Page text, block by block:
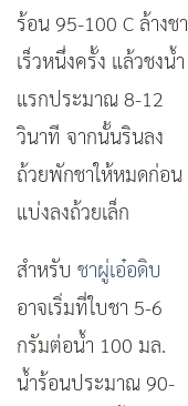
ร้อน 95-100 C ล้างชา
เร็วหนึ่งครั้ง แล้วชงน้ำ
แรกประมาณ 8-12
วินาที จากนั้นรินลง
ถ้วยพักชาให้หมดก่อน
แบ่งลงถ้วยเล็ก
สำหรับ ชาผู่เอ๋อดิบ
อาจเริ่มที่ใบชา 5-6
กรัมต่อน้ำ 100 มล.
น้ำร้อนประมาณ 90-